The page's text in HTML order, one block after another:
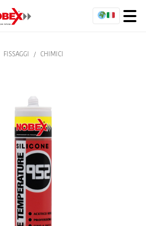
FISSAGGI / CHIMICI